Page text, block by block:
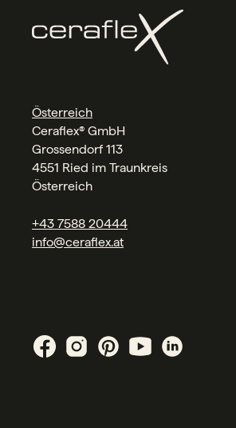
Österreich
Ceraflex® GmbH
Grossendorf 113
4551 Ried im Traunkreis
Österreich
+43 7588 20444
info@ceraflex.at